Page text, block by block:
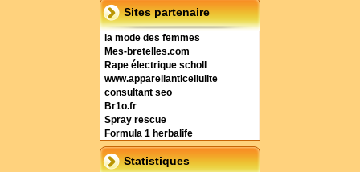
Sites partenaire
la mode des femmes
Mes-bretelles.com
Rape électrique scholl
www.appareilanticellulite
consultant seo
Br1o.fr
Spray rescue
Formula 1 herbalife
Statistiques